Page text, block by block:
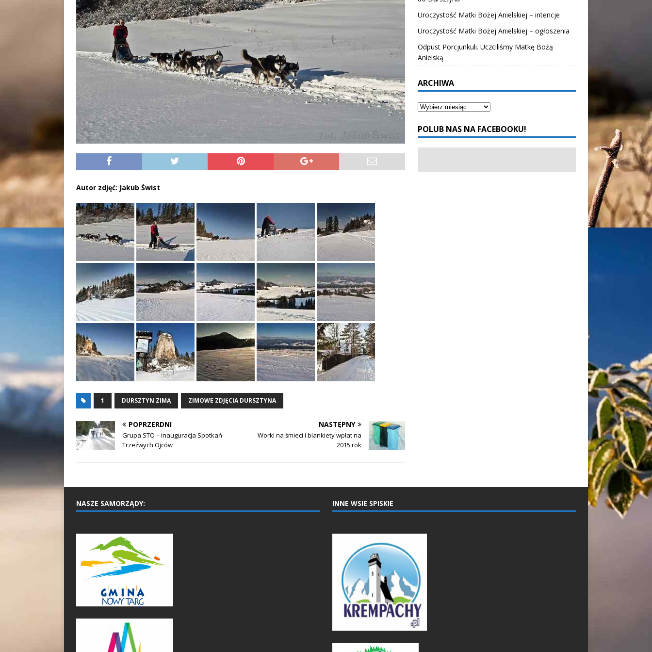
Autor zdjęć: Jakub Świst
1 DURSZTYN ZIMĄ ZIMOWE ZDJĘCIA DURSZTYNA
POPRZERDNI
Grupa STO – inauguracja Spotkań
Trzeźwych Ojców
NASTĘPNY
Worki na śmieci i blankiety wpłat na
2015 rok
Uroczystość Matki Bożej Anielskiej – intencje
Uroczystość Matki Bożej Anielskiej – ogłoszenia
Odpust Porcjunkuli. Uczciliśmy Matkę Bożą
Anielską
ARCHIWA
POLUB NAS NA FACEBOOKU!
NASZE SAMORZĄDY: INNE WSIE SPISKIE